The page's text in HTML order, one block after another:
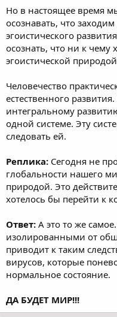
Но в настоящее время
осознавать, что
эгоистического
осознать, что ни к чему
эгоистической
Человечество
естественного
интегральному
одной системе. Эту
следовать ей.
Реплика: Сегодня не
глобальности нашего
природой. Это
хотелось бы перейти к
Ответ: А это то же
изолированными от
приводит к таким
вирусов, которые
нормальное состояние.
ДА БУДЕТ МИР!!!